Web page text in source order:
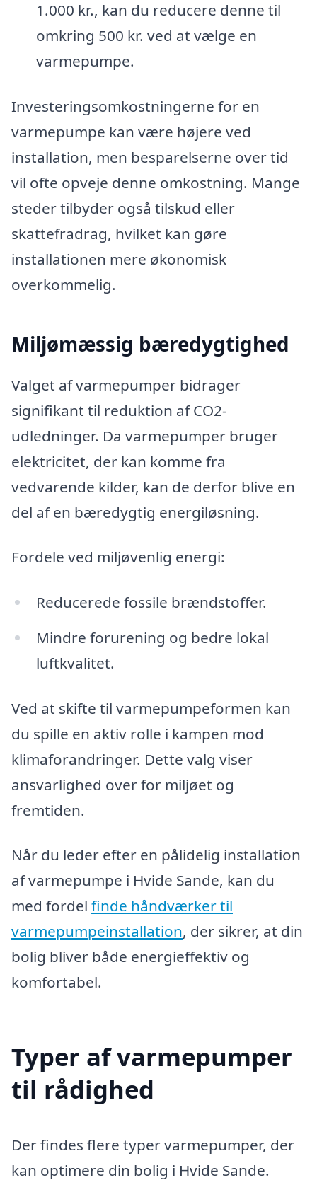
1.000 kr., kan du reducere denne til
omkring 500 kr. ved at vælge en
varmepumpe.
Investeringsomkostningerne for en
varmepumpe kan være højere ved
installation, men besparelserne over tid
vil ofte opveje denne omkostning. Mange
steder tilbyder også tilskud eller
skattefradrag, hvilket kan gøre
installationen mere økonomisk
overkommelig.
Miljømæssig bæredygtighed
Valget af varmepumper bidrager
signifikant til reduktion af CO2-
udledninger. Da varmepumper bruger
elektricitet, der kan komme fra
vedvarende kilder, kan de derfor blive en
del af en bæredygtig energiløsning.
Fordele ved miljøvenlig energi:
Reducerede fossile brændstoffer.
Mindre forurening og bedre lokal
luftkvalitet.
Ved at skifte til varmepumpeformen kan
du spille en aktiv rolle i kampen mod
klimaforandringer. Dette valg viser
ansvarlighed over for miljøet og
fremtiden.
Når du leder efter en pålidelig installation
af varmepumpe i Hvide Sande, kan du
med fordel finde håndværker til
varmepumpeinstallation, der sikrer, at din
bolig bliver både energieffektiv og
komfortabel.
Typer af varmepumper
til rådighed
Der findes flere typer varmepumper, der
kan optimere din bolig i Hvide Sande.